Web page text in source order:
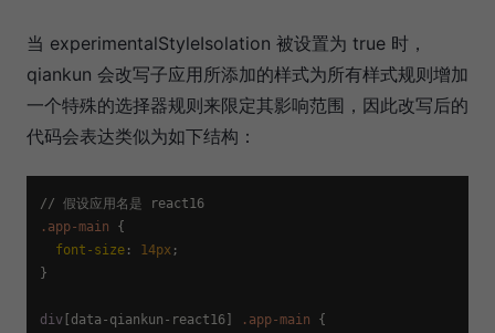
当 experimentalStyleIsolation 被设置为 true 时，
qiankun 会改写子应用所添加的样式为所有样式规则增加
一个特殊的选择器规则来限定其影响范围，因此改写后的
代码会表达类似为如下结构：
.app-main {
font-size : 14px ;
}
div [data-qiankun-react16] .app-main {